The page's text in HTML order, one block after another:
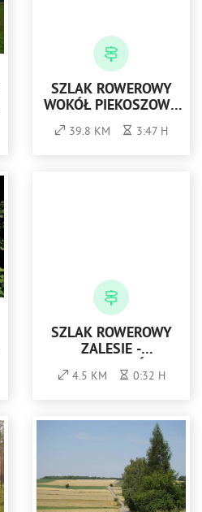
SZLAK ROWEROWY
WOKÓŁ PIEKOSZOWA
"NAD WIERNĄ RZEKĘ"
39.8 KM 3:47 H
SZLAK ROWEROWY
ZALESIE -
DOBROMYŚL
(CZARNY,
4.5 KM 0:32 H